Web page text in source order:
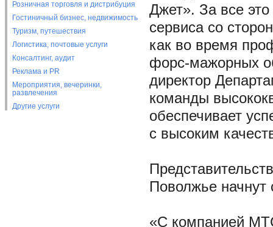
Розничная торговля и дистрибуция
Гостиничный бизнес, недвижимость
Туризм, путешествия
Логистика, почтовые услуги
Консалтинг, аудит
Реклама и PR
Мероприятия, вечеринки,
развлечения
Другие услуги
Джет». За все
сервиса со
как во время
форс-мажорных
директор
команды
обеспечивает
с высоким
Поволжье начнут
«С компанией